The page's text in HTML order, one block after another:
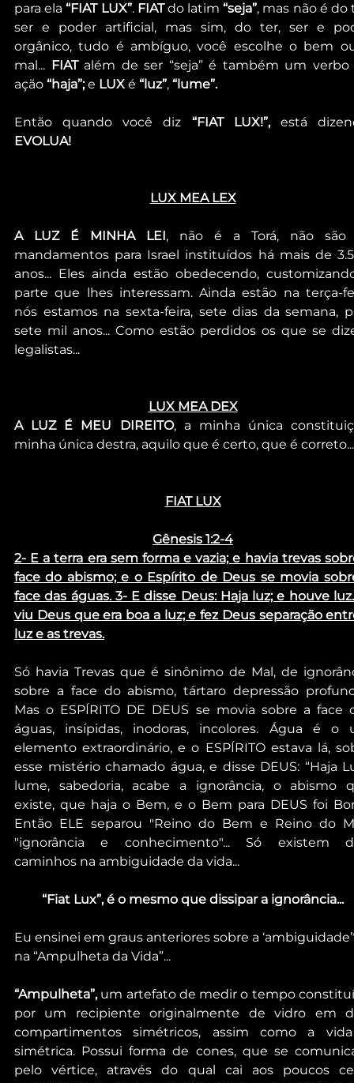
para ela “FIAT LUX”. FIAT do latim “seja”, mas não é do
ser e poder artificial, mas sim, do ter, ser e
orgânico, tudo é ambíguo, você escolhe o bem
mal... FIAT além de ser “seja” é também um verbo
ação “haja”; e LUX é “luz”, “lume”.
Então quando você diz “FIAT LUX!”,
EVOLUA!
LUX MEA LEX
A LUZ É MINHA LEI, não é a Torá, não são
mandamentos para Israel instituídos há mais de
anos... Eles ainda estão obedecendo,
parte que lhes interessam. Ainda estão na terça-
nós estamos na sexta-feira, sete dias da semana,
sete mil anos... Como estão perdidos os que se
legalistas...
LUX MEA DEX
A LUZ É MEU DIREITO, a minha única
minha única destra, aquilo que é certo, que é correto...
FIAT LUX
Gênesis 1:2-4
2- E a terra era sem forma e vazia; e havia trevas
face do abismo; e o Espírito de Deus se movia
face das águas. 3- E disse Deus: Haja luz; e houve
viu Deus que era boa a luz; e fez Deus separação
luz e as trevas.
Só havia Trevas que é sinônimo de Mal, de
sobre a face do abismo, tártaro depressão
Mas o ESPÍRITO DE DEUS se movia sobre a face
águas, insípidas, inodoras, incolores. Água é o
elemento extraordinário, e o ESPÍRITO estava lá,
esse mistério chamado água, e disse DEUS: “Haja
lume, sabedoria, acabe a ignorância, o abismo
existe, que haja o Bem, e o Bem para DEUS foi
Então ELE separou "Reino do Bem e Reino do
"ignorância e conhecimento"... Só existem
caminhos na ambiguidade da vida...
“Fiat Lux”, é o mesmo que dissipar a ignorância...
Eu ensinei em graus anteriores sobre a
na “Ampulheta da Vida”...
“Ampulheta”, um artefato de medir o tempo
por um recipiente originalmente de vidro em
compartimentos simétricos, assim como a
simétrica. Possui forma de cones, que se
pelo vértice, através do qual cai aos poucos